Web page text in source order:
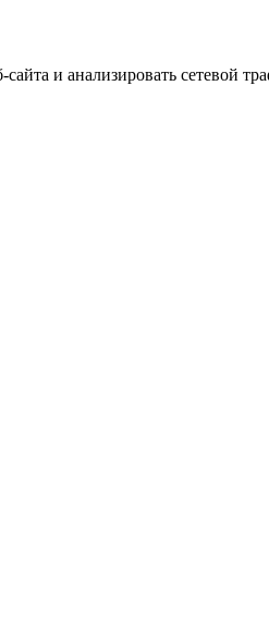
и анализировать сетевой